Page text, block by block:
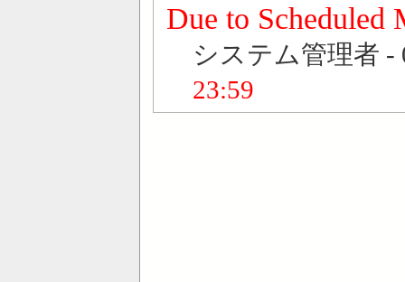
Due to Scheduled
システム管理者 -
23:59